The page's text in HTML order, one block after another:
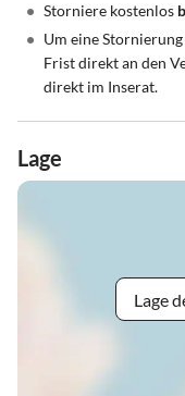
• Storniere kostenlos
• Um eine
Frist direkt an den
direkt im Inserat.
Lage
Lage